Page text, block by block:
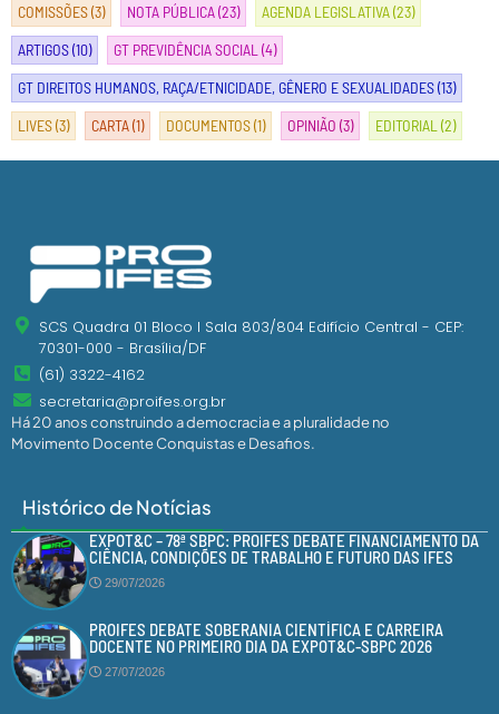
COMISSÕES(3) NOTA PÚBLICA(23) AGENDA LEGISLATIVA(23)
ARTIGOS(10) GT PREVIDÊNCIA SOCIAL (4)
GT DIREITOS HUMANOS, RAÇA/ETNICIDADE, GÊNERO E SEXUALIDADES(13)
LIVES(3) CARTA(1) DOCUMENTOS(1) OPINIÃO (3) EDITORIAL (2)
SCS Quadra 01 Bloco I Sala 803/804 Edifício Central - CEP:
70301-000 - Brasília/DF
(61) 3322-4162
secretaria@proifes.org.br
Há 20 anos construindo a democracia e a pluralidade no
Movimento Docente Conquistas e Desafios.
Histórico de Notícias
EXPOT&C – 78ª SBPC: PROIFES DEBATE FINANCIAMENTO DA
CIÊNCIA, CONDIÇÕES DE TRABALHO E FUTURO DAS IFES
29/07/2026
PROIFES DEBATE SOBERANIA CIENTÍFICA E CARREIRA
DOCENTE NO PRIMEIRO DIA DA EXPOT&C-SBPC 2026
27/07/2026